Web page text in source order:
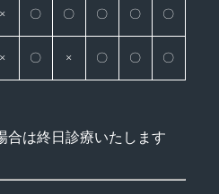
× 〇 〇 〇 〇 〇
× 〇 × 〇 〇 〇
は終日診療いたします